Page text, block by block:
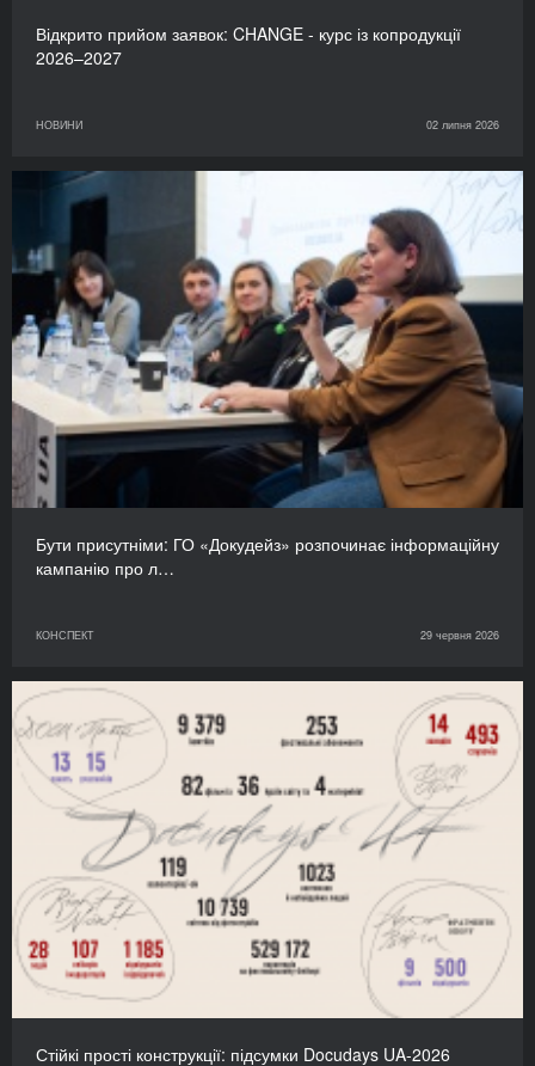
Відкрито прийом заявок: CHANGE - курс із копродукції
2026–2027
НОВИНИ 02 липня 2026
Бути присутніми: ГО «Докудейз» розпочинає інформаційну
кампанію про л…
КОНСПЕКТ 29 червня 2026
Стійкі прості конструкції: підсумки Docudays UA-2026